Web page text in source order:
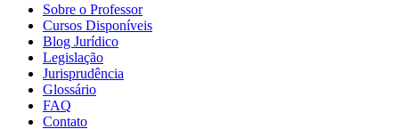
Sobre o Professor
Cursos Disponíveis
Blog Jurídico
Legislação
Jurisprudência
Glossário
FAQ
Contato